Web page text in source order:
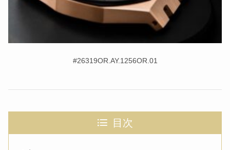
#26319OR.AY.1256OR.01
目次